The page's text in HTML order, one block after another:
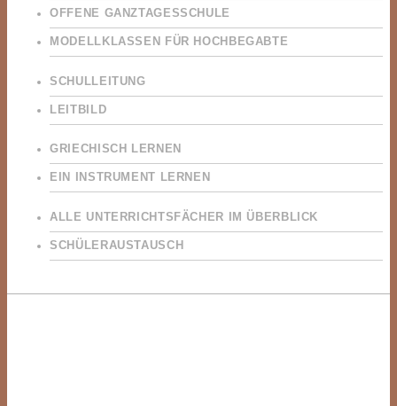
OFFENE GANZTAGESSCHULE
MODELLKLASSEN FÜR HOCHBEGABTE
SCHULLEITUNG
LEITBILD
GRIECHISCH LERNEN
EIN INSTRUMENT LERNEN
ALLE UNTERRICHTSFÄCHER IM ÜBERBLICK
SCHÜLERAUSTAUSCH